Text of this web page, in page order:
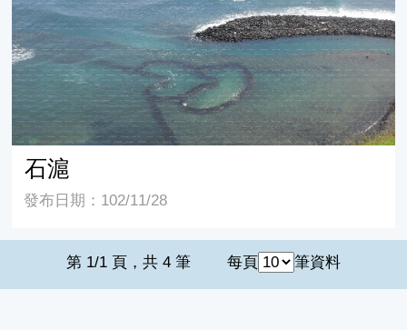
石滬
發布日期：102/11/28
第 1/1 頁，共 4 筆 每頁 筆資料